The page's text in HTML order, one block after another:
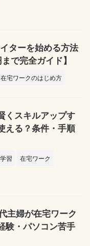
ターを始める方法
で完全ガイド】
在宅ワークのはじめ方
くスキルアップす
える？条件・手順
習
在宅ワーク
主婦が在宅ワーク
験・パソコン苦手